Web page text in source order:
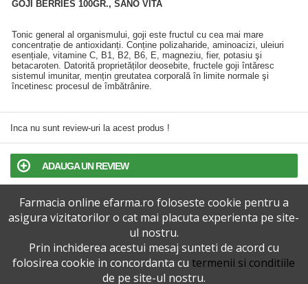
GOJI BERRIES 100GR., SANO VITA
Tonic general al organismului, goji este fructul cu cea mai mare
concentrație de antioxidanți. Conține polizaharide, aminoacizi, uleiuri
esențiale, vitamine C, B1, B2, B6, E, magneziu, fier, potasiu şi
betacaroten. Datorită proprietăților deosebite, fructele goji întăresc
sistemul imunitar, mențin greutatea corporală în limite normale şi
încetinesc procesul de îmbătrânire.
Inca nu sunt review-uri la acest produs !
ADAUGA UN REVIEW
TERMENI SI CONDITII
POLITICA DE CONFIDENTIALITATE
VERSIUNEA DESKTOP
Farmacia online efarma.ro foloseste cookie pentru a
asigura vizitatorilor o cat mai placuta experienta pe site-
ul nostru.
Prin inchiderea acestui mesaj sunteti de acord cu
folosirea cookie in concordanta cu termenii si conditiile
de pe site-ul nostru.